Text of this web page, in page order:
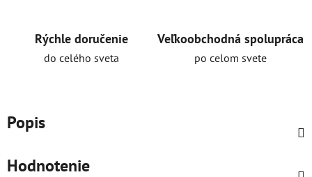
Rýchle doručenie
do celého sveta
Veľkoobchodná spolupráca
po celom svete
Popis
Hodnotenie